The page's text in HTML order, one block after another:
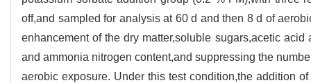
off,and sampled for analysis at 60 d and then 8 d of
enhancement of the dry matter,soluble sugars,acetic
and ammonia nitrogen content,and suppressing the
aerobic exposure. Under this test condition,the addition